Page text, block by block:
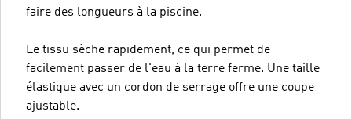
faire des longueurs à la piscine.
Le tissu sèche rapidement, ce qui permet de
facilement passer de l'eau à la terre ferme. Une taille
élastique avec un cordon de serrage offre une coupe
ajustable.